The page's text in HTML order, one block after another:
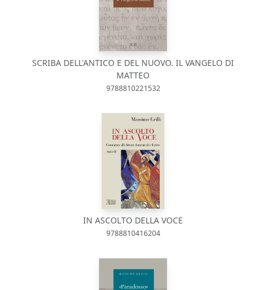
SCRIBA DELL'ANTICO E DEL NUOVO. IL VANGELO DI
MATTEO
9788810221532
IN ASCOLTO DELLA VOCE
9788810416204